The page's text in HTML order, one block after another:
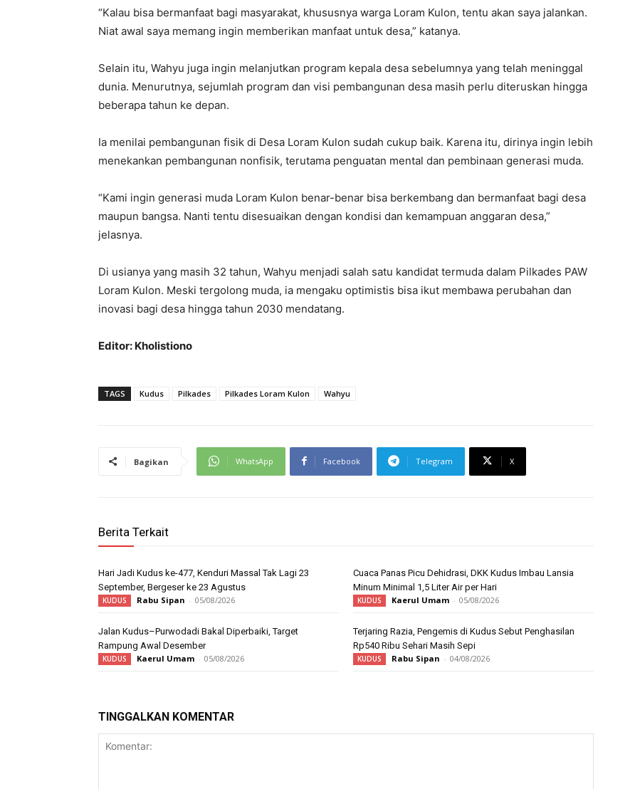
“Kalau bisa bermanfaat bagi masyarakat, khususnya warga Loram Kulon, tentu akan saya jalankan.
Niat awal saya memang ingin memberikan manfaat untuk desa,” katanya.
Selain itu, Wahyu juga ingin melanjutkan program kepala desa sebelumnya yang telah meninggal
dunia. Menurutnya, sejumlah program dan visi pembangunan desa masih perlu diteruskan hingga
beberapa tahun ke depan.
Ia menilai pembangunan fisik di Desa Loram Kulon sudah cukup baik. Karena itu, dirinya ingin lebih
menekankan pembangunan nonfisik, terutama penguatan mental dan pembinaan generasi muda.
“Kami ingin generasi muda Loram Kulon benar-benar bisa berkembang dan bermanfaat bagi desa
maupun bangsa. Nanti tentu disesuaikan dengan kondisi dan kemampuan anggaran desa,”
jelasnya.
Di usianya yang masih 32 tahun, Wahyu menjadi salah satu kandidat termuda dalam Pilkades PAW
Loram Kulon. Meski tergolong muda, ia mengaku optimistis bisa ikut membawa perubahan dan
inovasi bagi desa hingga tahun 2030 mendatang.
Editor: Kholistiono
TAGS Kudus Pilkades Pilkades Loram Kulon Wahyu
Bagikan WhatsApp Facebook Telegram X
Berita Terkait
Hari Jadi Kudus ke-477, Kenduri Massal Tak Lagi 23
September, Bergeser ke 23 Agustus
KUDUS Rabu Sipan - 05/08/2026
Cuaca Panas Picu Dehidrasi, DKK Kudus Imbau Lansia
Minum Minimal 1,5 Liter Air per Hari
KUDUS Kaerul Umam - 05/08/2026
Jalan Kudus–Purwodadi Bakal Diperbaiki, Target
Rampung Awal Desember
KUDUS Kaerul Umam - 05/08/2026
Terjaring Razia, Pengemis di Kudus Sebut Penghasilan
Rp540 Ribu Sehari Masih Sepi
KUDUS Rabu Sipan - 04/08/2026
TINGGALKAN KOMENTAR